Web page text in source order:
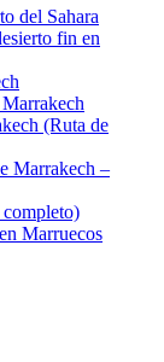
del Sahara
fin en
(Ruta de
Marrakech –
completo)
Marruecos